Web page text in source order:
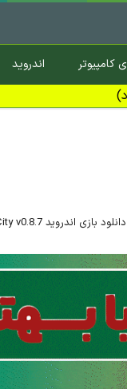
کامپیوتر اندروید
دانلود بازی اندروید Overdrive City v0.8.7 همراه با دیتا